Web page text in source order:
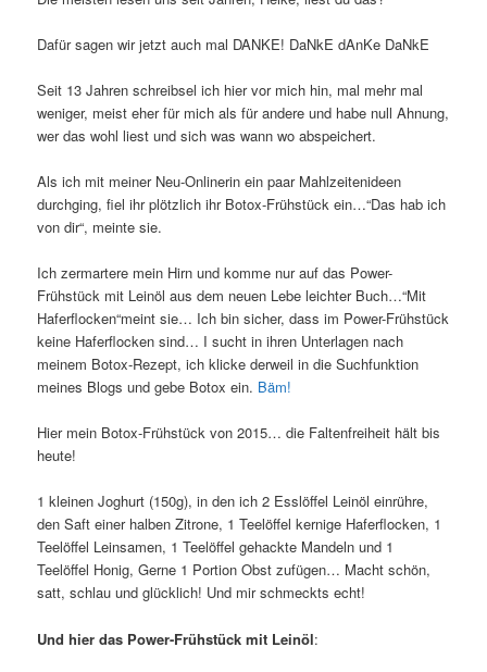
Dafür sagen wir jetzt auch mal DANKE! DaNkE dAnKe DaNkE
Seit 13 Jahren schreibsel ich hier vor mich hin, mal mehr mal
weniger, meist eher für mich als für andere und habe null Ahnung,
wer das wohl liest und sich was wann wo abspeichert.
Als ich mit meiner Neu-Onlinerin ein paar Mahlzeitenideen
durchging, fiel ihr plötzlich ihr Botox-Frühstück ein…“Das hab ich
von dir“, meinte sie.
Ich zermartere mein Hirn und komme nur auf das Power-
Frühstück mit Leinöl aus dem neuen Lebe leichter Buch…“Mit
Haferflocken“meint sie… Ich bin sicher, dass im Power-Frühstück
keine Haferflocken sind… I sucht in ihren Unterlagen nach
meinem Botox-Rezept, ich klicke derweil in die Suchfunktion
meines Blogs und gebe Botox ein. Bäm!
Hier mein Botox-Frühstück von 2015… die Faltenfreiheit hält bis
heute!
1 kleinen Joghurt (150g), in den ich 2 Esslöffel Leinöl einrühre,
den Saft einer halben Zitrone, 1 Teelöffel kernige Haferflocken, 1
Teelöffel Leinsamen, 1 Teelöffel gehackte Mandeln und 1
Teelöffel Honig, Gerne 1 Portion Obst zufügen… Macht schön,
satt, schlau und glücklich! Und mir schmeckts echt!
Und hier das Power-Frühstück mit Leinöl: